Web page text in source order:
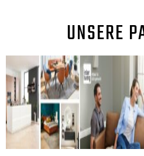
UNSERE